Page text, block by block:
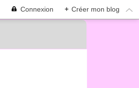
Connexion + Créer mon blog